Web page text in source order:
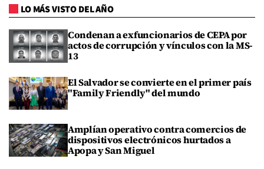
LO MÁS VISTO DEL AÑO
Condenan a exfuncionarios de CEPA por
actos de corrupción y vínculos con la MS-
13
El Salvador se convierte en el primer país
"Family Friendly" del mundo
Amplían operativo contra comercios de
dispositivos electrónicos hurtados a
Apopa y San Miguel